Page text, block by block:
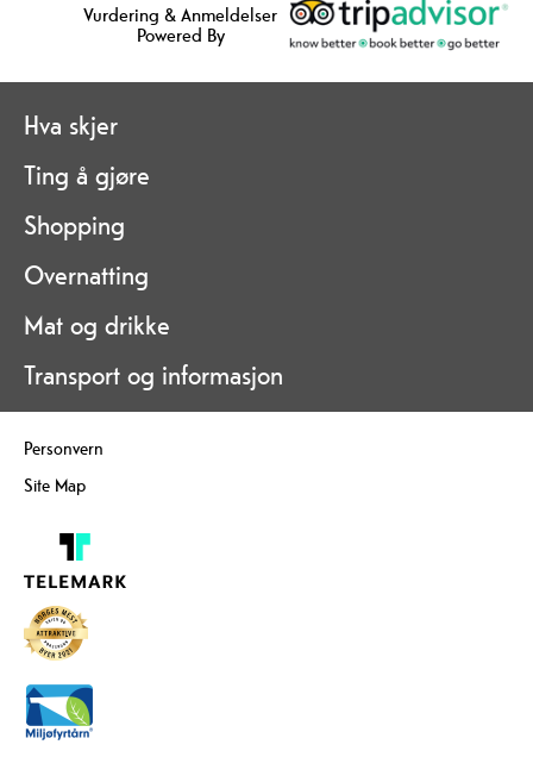
Vurdering & Anmeldelser
Powered By
Hva skjer
Ting å gjøre
Shopping
Overnatting
Mat og drikke
Transport og informasjon
Personvern
Site Map